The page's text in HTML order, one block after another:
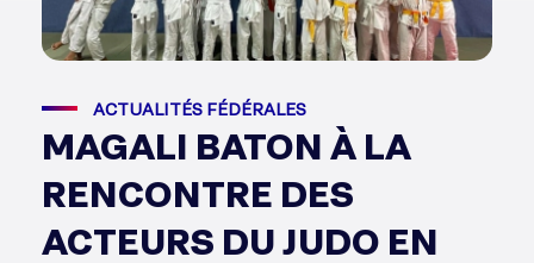
ACTUALITÉS FÉDÉRALES
MAGALI BATON À LA
RENCONTRE DES
ACTEURS DU JUDO EN